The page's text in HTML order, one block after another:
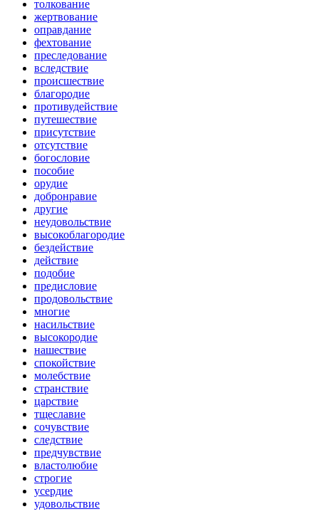
толкование
жертвование
оправдание
фехтование
преследование
вследствие
происшествие
благородие
противудействие
путешествие
присутствие
отсутствие
богословие
пособие
орудие
добронравие
другие
неудовольствие
высокоблагородие
бездействие
действие
подобие
предисловие
продовольствие
многие
насильствие
высокородие
нашествие
спокойствие
молебствие
странствие
царствие
тщеславие
сочувствие
следствие
предчувствие
властолюбие
строгие
усердие
удовольствие